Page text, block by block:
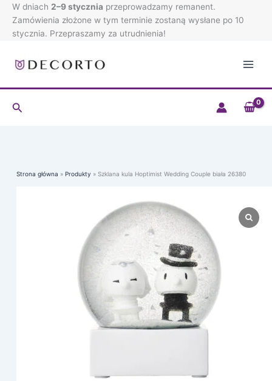
Przejdź
treści
W dniach 2–9 stycznia przeprowadzamy remanent.
Zamówienia złożone w tym terminie zostaną wysłane po 10
stycznia. Przepraszamy za utrudnienia!
Szukaj
Strona główna Produkty Szklana kula Hoptimist Wedding Couple biała 26380